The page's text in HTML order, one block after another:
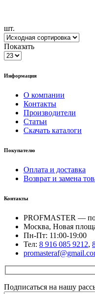
шт.
Показать
Информация
О компании
Контакты
Производители
Статьи
Скачать каталоги
Покупателю
Оплата и доставка
Возврат и замена
Контакты
PROFMASTER —
Москва, Новая
Пн-Пт: 11:00-19:00
Тел: 8 916 085 9212,
Подписаться на нашу